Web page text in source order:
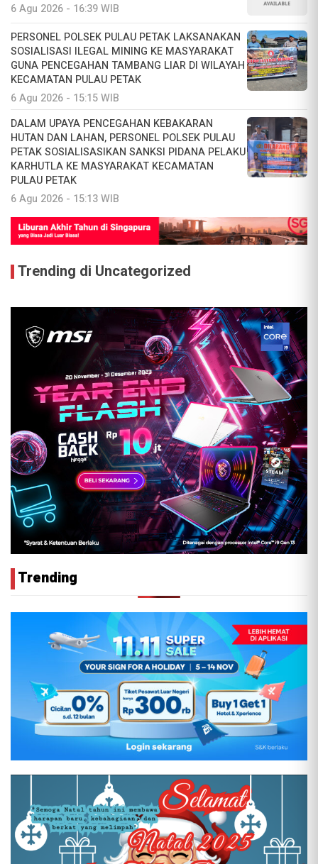
6 Agu 2026 - 16:39 WIB
PERSONEL POLSEK PULAU PETAK LAKSANAKAN
SOSIALISASI ILEGAL MINING KE MASYARAKAT
GUNA PENCEGAHAN TAMBANG LIAR DI WILAYAH
KECAMATAN PULAU PETAK
6 Agu 2026 - 15:15 WIB
DALAM UPAYA PENCEGAHAN KEBAKARAN
HUTAN DAN LAHAN, PERSONEL POLSEK PULAU
PETAK SOSIALISASIKAN SANKSI PIDANA PELAKU
KARHUTLA KE MASYARAKAT KECAMATAN
PULAU PETAK
6 Agu 2026 - 15:13 WIB
Trending di Uncategorized
Trending